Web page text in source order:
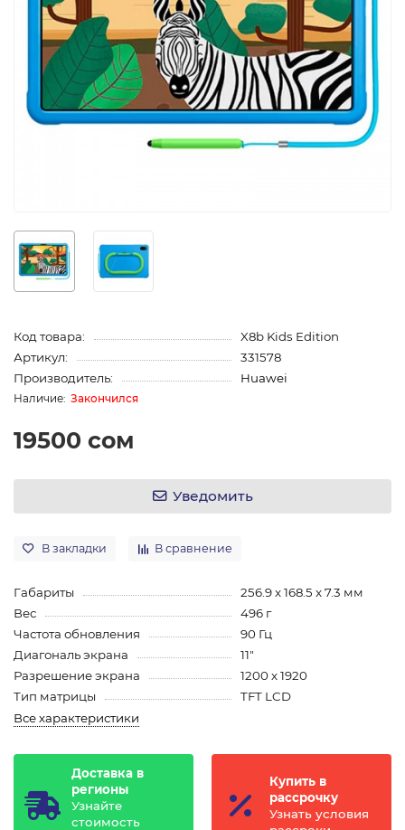
Код товара:
X8b Kids Edition
Артикул:
331578
Производитель:
Huawei
Закончился
19500 сом
Уведомить
В закладки В сравнение
Габариты
256.9 x 168.5 x 7.3 мм
Вес
496 г
Частота обновления
90 Гц
Диагональ экрана
11"
Разрешение экрана
1200 x 1920
Тип матрицы
TFT LCD
Все характеристики
Доставка в
регионы
Узнайте
стоимость
Купить в
рассрочку
Узнать условия